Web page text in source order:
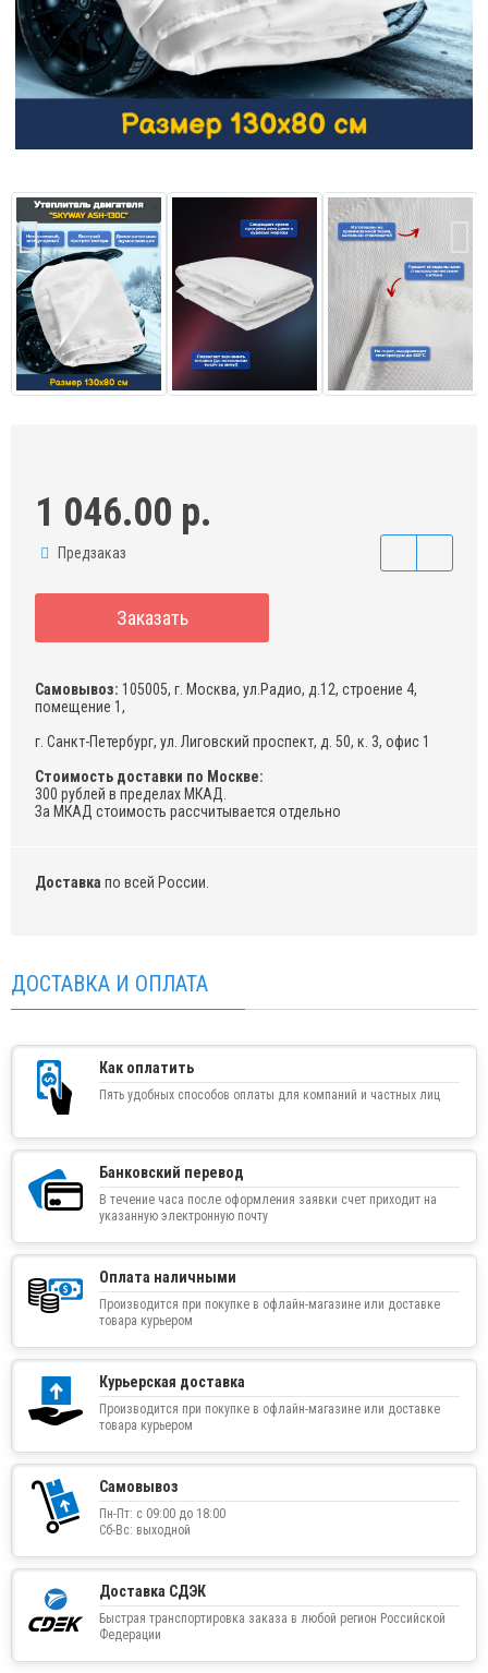
1 046.00 р.
Предзаказ
Заказать
Самовывоз: 105005, г. Москва, ул.Радио, д.12, строение 4,
помещение 1,
г. Санкт-Петербург, ул. Лиговский проспект, д. 50, к. 3, офис 1
Стоимость доставки по Москве:
300 рублей в пределах МКАД.
За МКАД стоимость рассчитывается отдельно
Доставка по всей России.
ДОСТАВКА И ОПЛАТА
Как оплатить
Пять удобных способов оплаты для компаний и частных лиц
Банковский перевод
В течение часа после оформления заявки счет приходит на
указанную электронную почту
Оплата наличными
Производится при покупке в офлайн-магазине или доставке
товара курьером
Курьерская доставка
Производится при покупке в офлайн-магазине или доставке
товара курьером
Самовывоз
Пн-Пт: с 09:00 до 18:00
Сб-Вс: выходной
Доставка СДЭК
Быстрая транспортировка заказа в любой регион Российской
Федерации